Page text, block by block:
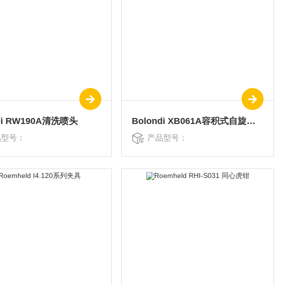
RW190A清洗喷头
号：
Bolondi XB061A容积式自旋转清洁头
产品型号：